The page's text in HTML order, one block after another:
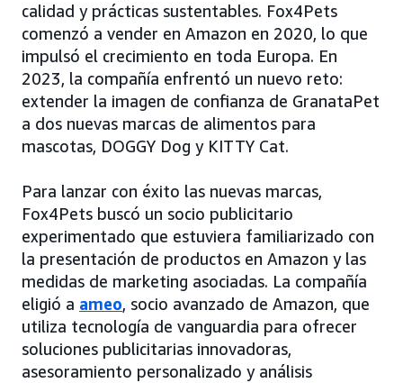
calidad y prácticas sustentables. Fox4Pets
comenzó a vender en Amazon en 2020, lo que
impulsó el crecimiento en toda Europa. En
2023, la compañía enfrentó un nuevo reto:
extender la imagen de confianza de GranataPet
a dos nuevas marcas de alimentos para
mascotas, DOGGY Dog y KITTY Cat.
Para lanzar con éxito las nuevas marcas,
Fox4Pets buscó un socio publicitario
experimentado que estuviera familiarizado con
la presentación de productos en Amazon y las
medidas de marketing asociadas. La compañía
eligió a ameo, socio avanzado de Amazon, que
utiliza tecnología de vanguardia para ofrecer
soluciones publicitarias innovadoras,
asesoramiento personalizado y análisis